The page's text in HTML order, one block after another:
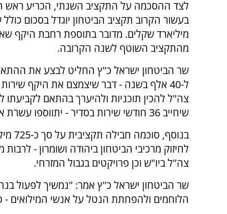
לצד ההסכמה על התקציב השנתי, הכריע ראש
מיליארד שקלים. מדובר בתוספת רחבת היקף
מהתקציב השוטף לשנה הקרובה.
ל-40 אלף בשנה - דבר שיצמצם את היקף
צה"ל להכין תוכניות ולהיערך בהתאם לקביעתו
שיחייב 36 חודשי שירות בסדיר - יתווספו עשרת אלפים ימי שירות בשנה של חיילי סדיר.
לחיזוק מרכיבי הביטחון ביהודה ושומרון -
צה"ל ביו"ש וכן פרויקטים בגבול המזרחי.
שר הביטחון ישראל כ"ץ אמר: "נמשיך לפעול
הלוחמים ולהפחתת הנטל על אנשי המילואים -